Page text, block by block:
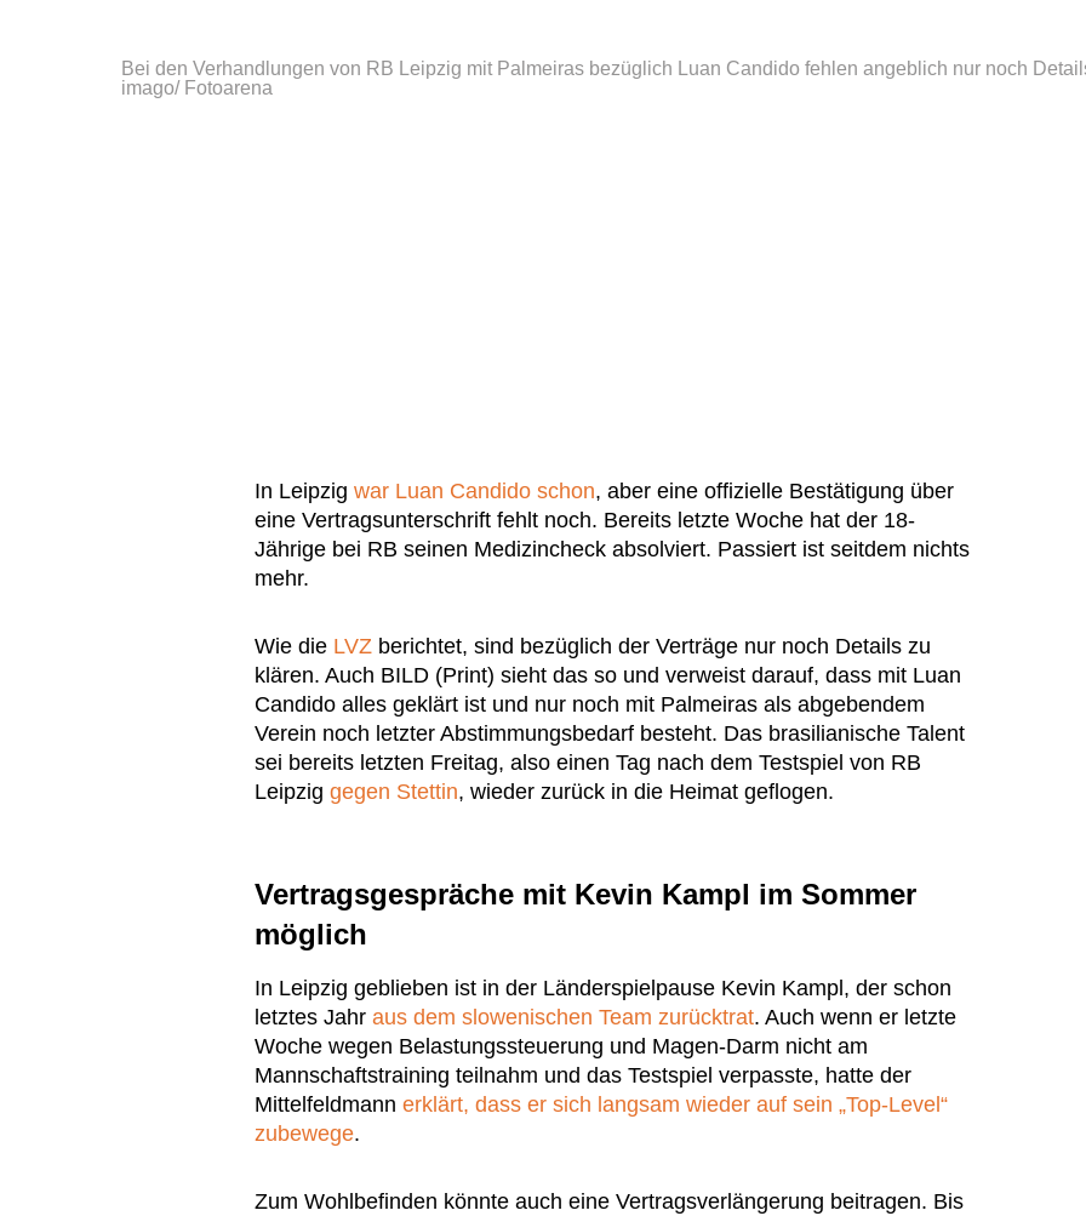
Bei den Verhandlungen von RB Leipzig mit Palmeiras bezüglich Luan Candido fehlen angeblich nur noch
imago/ Fotoarena
In Leipzig war Luan Candido schon, aber eine offizielle Bestätigung über
eine Vertragsunterschrift fehlt noch. Bereits letzte Woche hat der 18-
Jährige bei RB seinen Medizincheck absolviert. Passiert ist seitdem nichts
mehr.
Wie die LVZ berichtet, sind bezüglich der Verträge nur noch Details zu
klären. Auch BILD (Print) sieht das so und verweist darauf, dass mit Luan
Candido alles geklärt ist und nur noch mit Palmeiras als abgebendem
Verein noch letzter Abstimmungsbedarf besteht. Das brasilianische Talent
sei bereits letzten Freitag, also einen Tag nach dem Testspiel von RB
Leipzig gegen Stettin, wieder zurück in die Heimat geflogen.
Vertragsgespräche mit Kevin Kampl im Sommer
möglich
In Leipzig geblieben ist in der Länderspielpause Kevin Kampl, der schon
letztes Jahr aus dem slowenischen Team zurücktrat. Auch wenn er letzte
Woche wegen Belastungssteuerung und Magen-Darm nicht am
Mannschaftstraining teilnahm und das Testspiel verpasste, hatte der
Mittelfeldmann erklärt, dass er sich langsam wieder auf sein „Top-Level“
zubewege.
Zum Wohlbefinden könnte auch eine Vertragsverlängerung beitragen. Bis